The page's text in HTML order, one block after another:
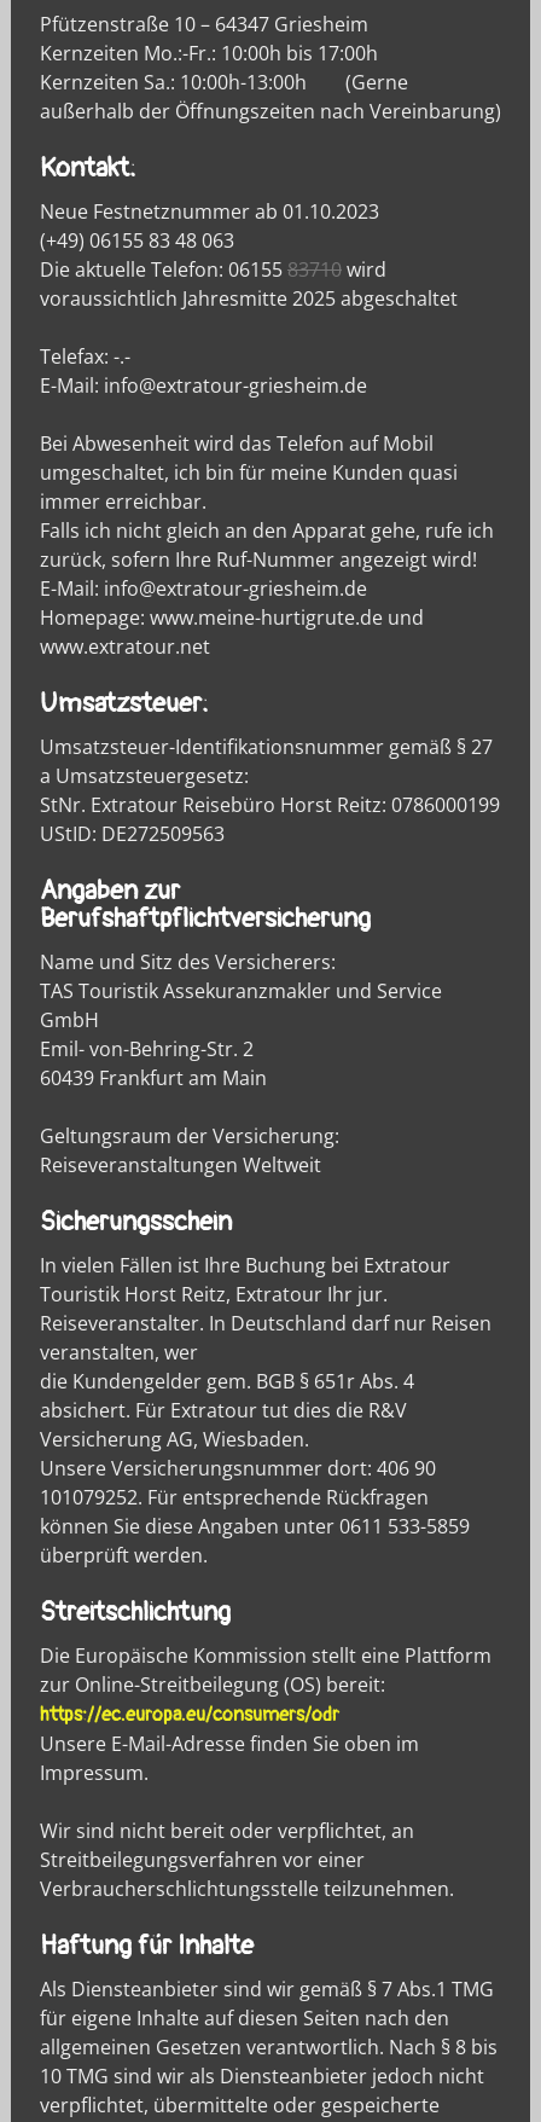
Pfützenstraße 10 – 64347 Griesheim
Kernzeiten Mo.:-Fr.: 10:00h bis 17:00h
Kernzeiten Sa.: 10:00h-13:00h (Gerne
außerhalb der Öffnungszeiten nach Vereinbarung)
Kontakt:
Neue Festnetznummer ab 01.10.2023
(+49) 06155 83 48 063
Die aktuelle Telefon: 0615583710wird
voraussichtlich Jahresmitte 2025 abgeschaltet
Telefax: -.-
E-Mail: info@extratour-griesheim.de
Bei Abwesenheit wird das Telefon auf Mobil
umgeschaltet, ich bin für meine Kunden quasi
immer erreichbar.
Falls ich nicht gleich an den Apparat gehe, rufe ich
zurück, sofern Ihre Ruf-Nummer angezeigt wird!
E-Mail: info@extratour-griesheim.de
Homepage: www.meine-hurtigrute.de und
www.extratour.net
Umsatzsteuer:
Umsatzsteuer-Identifikationsnummer gemäß § 27
a Umsatzsteuergesetz:
StNr. Extratour Reisebüro Horst Reitz: 0786000199
UStID: DE272509563
Angaben zur
Berufshaftpflichtversicherung
Name und Sitz des Versicherers:
TAS Touristik Assekuranzmakler und Service
GmbH
Emil- von-Behring-Str. 2
60439 Frankfurt am Main
Geltungsraum der Versicherung:
Reiseveranstaltungen Weltweit
Sicherungsschein
In vielen Fällen ist Ihre Buchung bei Extratour
Touristik Horst Reitz, Extratour Ihr jur.
Reiseveranstalter. In Deutschland darf nur Reisen
veranstalten, wer
die Kundengelder gem. BGB § 651r Abs. 4
absichert. Für Extratour tut dies die R&V
Versicherung AG, Wiesbaden.
Unsere Versicherungsnummer dort: 406 90
101079252. Für entsprechende Rückfragen
können Sie diese Angaben unter 0611 533-5859
überprüft werden.
Streitschlichtung
Die Europäische Kommission stellt eine Plattform
zur Online-Streitbeilegung (OS) bereit:
https://ec.europa.eu/consumers/odr
Unsere E-Mail-Adresse finden Sie oben im
Impressum.
Wir sind nicht bereit oder verpflichtet, an
Streitbeilegungsverfahren vor einer
Verbraucherschlichtungsstelle teilzunehmen.
Haftung für Inhalte
Als Diensteanbieter sind wir gemäß § 7 Abs.1 TMG
für eigene Inhalte auf diesen Seiten nach den
allgemeinen Gesetzen verantwortlich. Nach § 8 bis
10 TMG sind wir als Diensteanbieter jedoch nicht
verpflichtet, übermittelte oder gespeicherte